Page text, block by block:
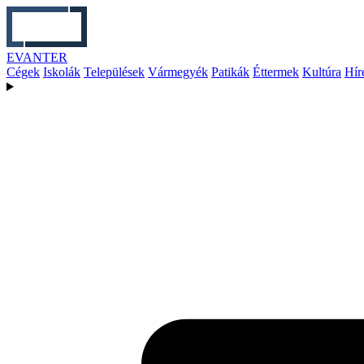
EVANTER
Cégek Iskolák Települések Vármegyék Patikák Éttermek Kultúra